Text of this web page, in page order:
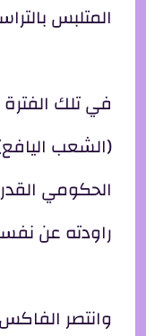
المتلبس
في تلك
(الشعب
الحكومي
راودته عن
وانتصر